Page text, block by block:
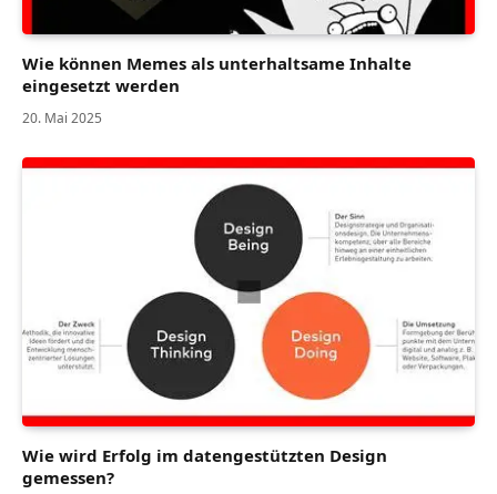
Wie können Memes als unterhaltsame Inhalte
eingesetzt werden
20. Mai 2025
Wie wird Erfolg im datengestützten Design
gemessen?